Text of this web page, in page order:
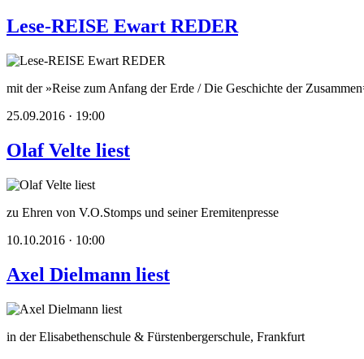
Lese-REISE Ewart REDER
mit der »Reise zum Anfang der Erde / Die Geschichte der
25.09.2016 · 19:00
Olaf Velte liest
zu Ehren von V.O.Stomps und seiner Eremitenpresse
10.10.2016 · 10:00
Axel Dielmann liest
in der Elisabethenschule & Fürstenbergerschule, Frankfurt